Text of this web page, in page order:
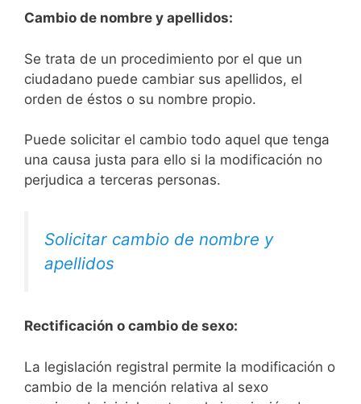
Cambio de nombre y apellidos:
Se trata de un procedimiento por el que un
ciudadano puede cambiar sus apellidos, el
orden de éstos o su nombre propio.
Puede solicitar el cambio todo aquel que tenga
una causa justa para ello si la modificación no
perjudica a terceras personas.
Solicitar cambio de nombre y
apellidos
Rectificación o cambio de sexo:
La legislación registral permite la modificación o
cambio de la mención relativa al sexo